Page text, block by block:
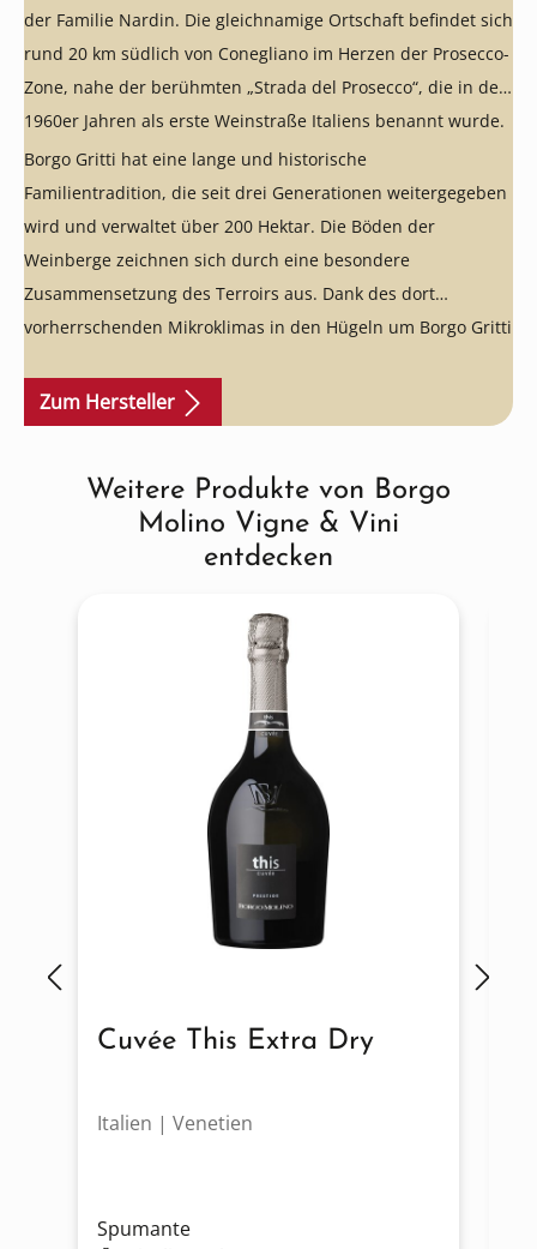
der Familie Nardin. Die gleichnamige Ortschaft befindet sich
rund 20 km südlich von Conegliano im Herzen der Prosecco-
Zone, nahe der berühmten „Strada del Prosecco“, die in den
1960er Jahren als erste Weinstraße Italiens benannt wurde.
Borgo Gritti hat eine lange und historische
Familientradition, die seit drei Generationen weitergegeben
wird und verwaltet über 200 Hektar. Die Böden der
Weinberge zeichnen sich durch eine besondere
Zusammensetzung des Terroirs aus. Dank des dort
vorherrschenden Mikroklimas in den Hügeln um Borgo Gritti
Finesse.
Zum Hersteller
Produktgalerie überspringen
Weitere Produkte von Borgo
Molino Vigne & Vini
entdecken
Cuvée This Extra Dry
Italien | Venetien
Spumante